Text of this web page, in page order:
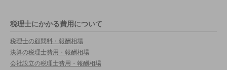
税理士にかかる費用について
税理士の顧問料・報酬相場
決算の税理士費用・報酬相場
会社設立の税理士費用・報酬相場